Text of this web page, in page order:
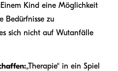
Einem Kind eine Möglichkeit
Bedürfnisse zu
sich nicht auf Wutanfälle
„Therapie“ in ein Spiel